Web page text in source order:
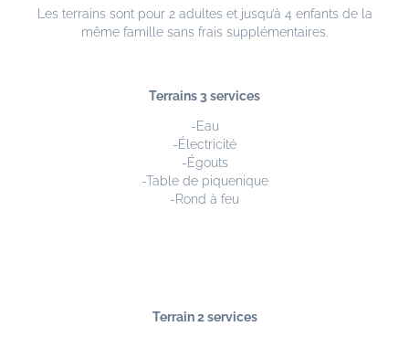
Les terrains sont pour 2 adultes et jusqu’à 4 enfants de la
même famille sans frais supplémentaires.
Terrains 3 services
-Eau
-Électricité
-Égouts
-Table de piquenique
-Rond à feu
Terrain 2 services